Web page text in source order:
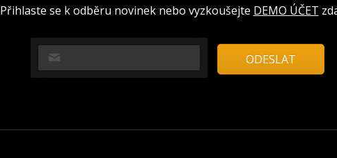
Přihlaste se k odběru novinek nebo vyzkoušejte DEMO ÚČET